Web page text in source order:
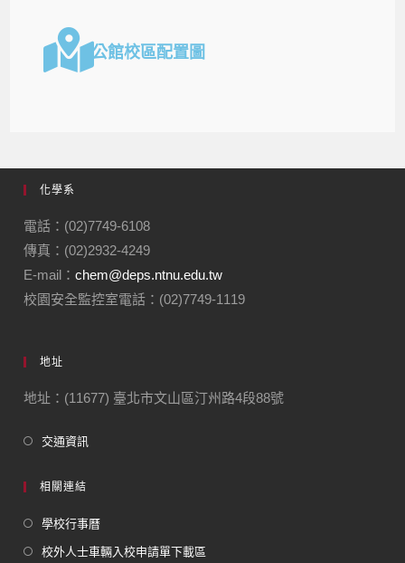
公館校區配置圖
化學系
電話：(02)7749-6108
傳真：(02)2932-4249
E-mail：chem@deps.ntnu.edu.tw
校園安全監控室電話：(02)7749-1119
地址
地址：(11677) 臺北市文山區汀州路4段88號
交通資訊
相關連結
學校行事曆
校外人士車輛入校申請單下載區